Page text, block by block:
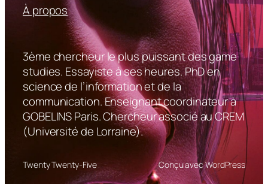
À propos
3ème chercheur le plus puissant des game
studies. Essayiste à ses heures. PhD en
science de l’information et de la
communication. Enseignant coordinateur à
GOBELINS Paris. Chercheur associé au CREM
(Université de Lorraine).
Twenty Twenty-Five Conçu avec WordPress